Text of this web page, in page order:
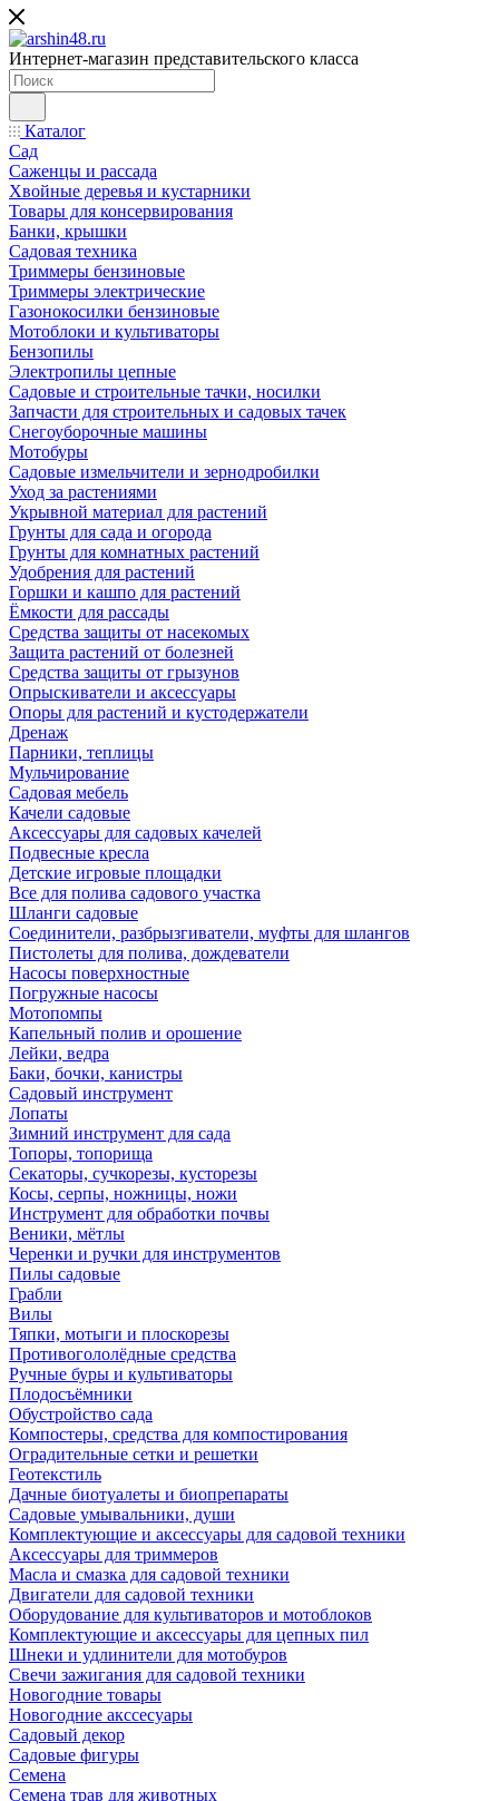
Интернет-магазин представительского класса
Каталог
Сад
Саженцы и рассада
Хвойные деревья и кустарники
Товары для консервирования
Банки, крышки
Садовая техника
Триммеры бензиновые
Триммеры электрические
Газонокосилки бензиновые
Мотоблоки и культиваторы
Бензопилы
Электропилы цепные
Садовые и строительные тачки, носилки
Запчасти для строительных и садовых тачек
Снегоуборочные машины
Мотобуры
Садовые измельчители и зернодробилки
Уход за растениями
Укрывной материал для растений
Грунты для сада и огорода
Грунты для комнатных растений
Удобрения для растений
Горшки и кашпо для растений
Ёмкости для рассады
Средства защиты от насекомых
Защита растений от болезней
Средства защиты от грызунов
Опрыскиватели и аксессуары
Опоры для растений и кустодержатели
Дренаж
Парники, теплицы
Мульчирование
Садовая мебель
Качели садовые
Аксессуары для садовых качелей
Подвесные кресла
Детские игровые площадки
Все для полива садового участка
Шланги садовые
Соединители, разбрызгиватели, муфты для шлангов
Пистолеты для полива, дождеватели
Насосы поверхностные
Погружные насосы
Мотопомпы
Капельный полив и орошение
Лейки, ведра
Баки, бочки, канистры
Садовый инструмент
Лопаты
Зимний инструмент для сада
Топоры, топорища
Секаторы, сучкорезы, кусторезы
Косы, серпы, ножницы, ножи
Инструмент для обработки почвы
Веники, мётлы
Черенки и ручки для инструментов
Пилы садовые
Грабли
Вилы
Тяпки, мотыги и плоскорезы
Противогололёдные средства
Ручные буры и культиваторы
Плодосъёмники
Обустройство сада
Компостеры, средства для компостирования
Оградительные сетки и решетки
Геотекстиль
Дачные биотуалеты и биопрепараты
Садовые умывальники, души
Комплектующие и аксессуары для садовой техники
Аксессуары для триммеров
Масла и смазка для садовой техники
Двигатели для садовой техники
Оборудование для культиваторов и мотоблоков
Комплектующие и аксессуары для цепных пил
Шнеки и удлинители для мотобуров
Свечи зажигания для садовой техники
Новогодние товары
Новогодние акссесуары
Садовый декор
Садовые фигуры
Семена
Семена трав для животных